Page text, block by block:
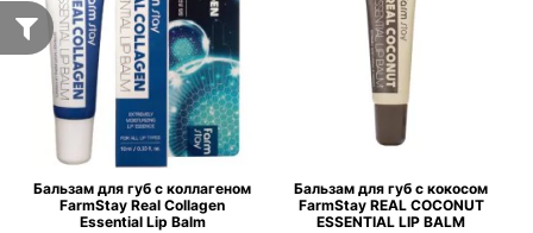
Бальзам для губ с коллагеном
FarmStay Real Collagen
Essential Lip Balm
Бальзам для губ с кокосом
FarmStay REAL COCONUT
ESSENTIAL LIP BALM